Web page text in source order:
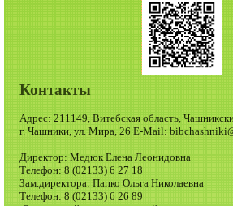
Контакты
Адрес: 211149, Витебская область,
г. Чашники, ул. Мира, 26 E-Mail:
Директор: Медюк Елена Леонидовна
Телефон: 8 (02133) 6 27 18
Зам.директора: Папко Ольга Николаевна
Телефон: 8 (02133) 6 26 89